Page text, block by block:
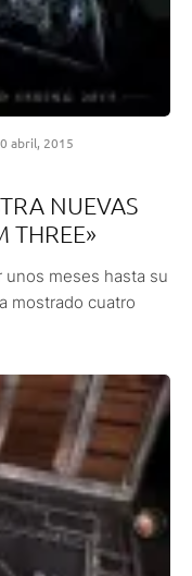
abril, 2015
NUEVAS
THREE»
meses hasta su
mostrado cuatro